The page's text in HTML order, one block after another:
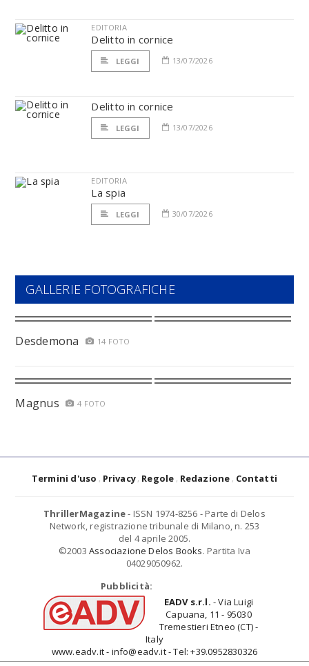
EDITORIA
Delitto in cornice
LEGGI 13/07/2026
Delitto in cornice
LEGGI 13/07/2026
EDITORIA
La spia
LEGGI 30/07/2026
GALLERIE FOTOGRAFICHE
Desdemona 14 FOTO
Magnus 4 FOTO
Termini d'uso Privacy Regole Redazione Contatti
ThrillerMagazine- ISSN 1974-8256 - Parte di Delos
Network, registrazione tribunale di Milano, n. 253
del 4 aprile 2005.
©2003 Associazione Delos Books. Partita Iva
04029050962.
Pubblicità:
EADV s.r.l. - Via Luigi
Capuana, 11 - 95030
Tremestieri Etneo (CT) -
Italy
www.eadv.it - info@eadv.it - Tel: +39.0952830326